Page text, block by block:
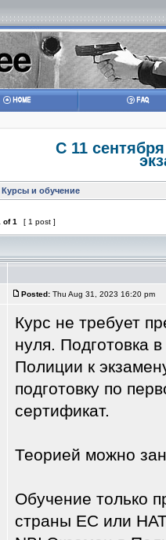
С 11
Курсы и обучение
of1 [ 1 post ]
Posted: Thu Aug 31, 2023 16:20 pm
Курс не требует
нуля. Подготовка
Полиции к
подготовку по
сертификат.
Теорией можно
Обучение только
страны ЕС или